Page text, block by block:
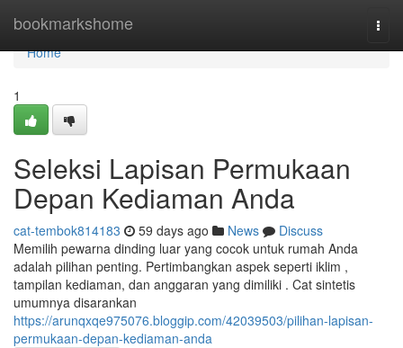
bookmarkshome
Home
Home
1
Seleksi Lapisan Permukaan
Depan Kediaman Anda
cat-tembok814183 59 days ago News
Discuss
Memilih pewarna dinding luar yang cocok untuk rumah Anda
adalah pilihan penting. Pertimbangkan aspek seperti iklim ,
tampilan kediaman, dan anggaran yang dimiliki . Cat sintetis
umumnya disarankan
https://arunqxqe975076.bloggip.com/42039503/pilihan-lapisan-
permukaan-depan-kediaman-anda